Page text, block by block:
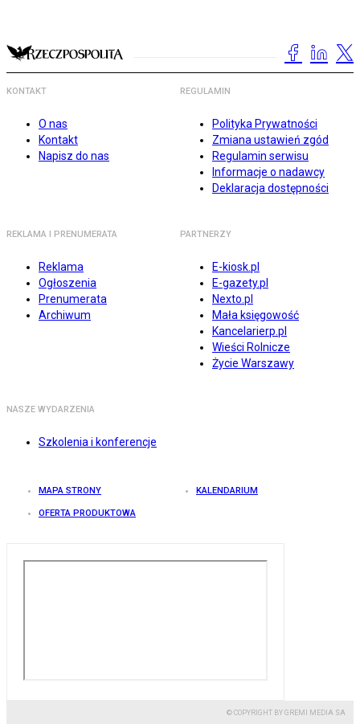
KONTAKT
O nas
Kontakt
Napisz do nas
REGULAMIN
Polityka Prywatności
Zmiana ustawień zgód
Regulamin serwisu
Informacje o nadawcy
Deklaracja dostępności
REKLAMA I PRENUMERATA
Reklama
Ogłoszenia
Prenumerata
Archiwum
PARTNERZY
E-kiosk.pl
E-gazety.pl
Nexto.pl
Mała księgowość
Kancelarierp.pl
Wieści Rolnicze
Życie Warszawy
NASZE WYDARZENIA
Szkolenia i konferencje
MAPA STRONY KALENDARIUM
OFERTA PRODUKTOWA
© COPYRIGHT BY GREMI MEDIA SA